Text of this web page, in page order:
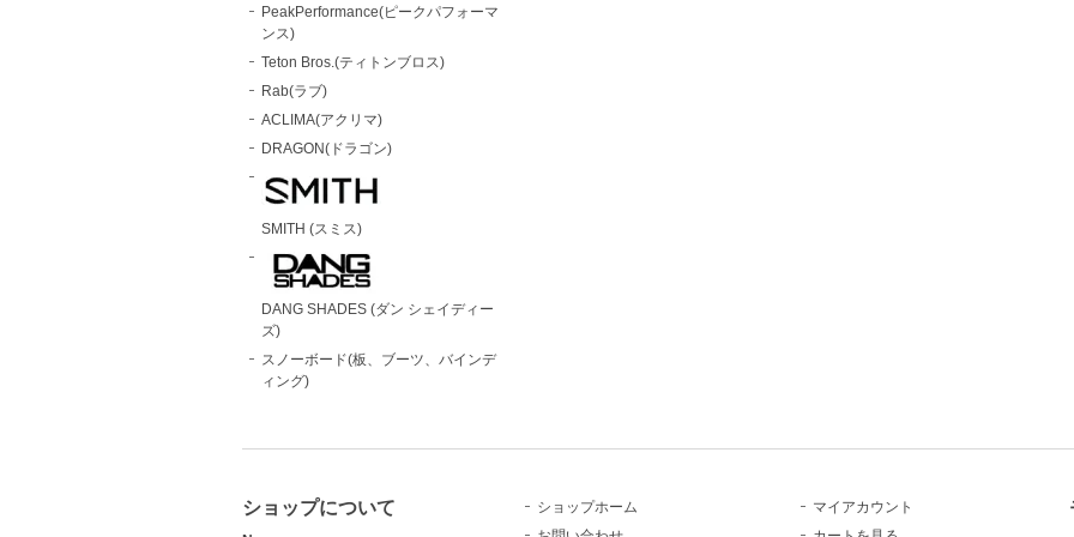
PeakPerformance(ピークパフォーマ
ンス)
Teton Bros.(ティトンブロス)
Rab(ラブ)
ACLIMA(アクリマ)
DRAGON(ドラゴン)
SMITH (スミス)
DANG SHADES (ダン シェイディー
ズ)
スノーボード(板、ブーツ、バインデ
ィング)
ショップについて
ショップホーム
マイアカウント